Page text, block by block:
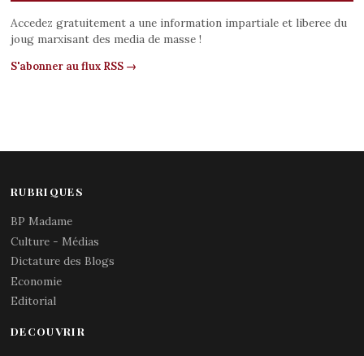
Accedez gratuitement a une information impartiale et liberee du
joug marxisant des media de masse !
S'abonner au flux RSS →
RUBRIQUES
BP Madame
Culture - Médias
Dictature des Blogs
Economie
Editorial
DECOUVRIR